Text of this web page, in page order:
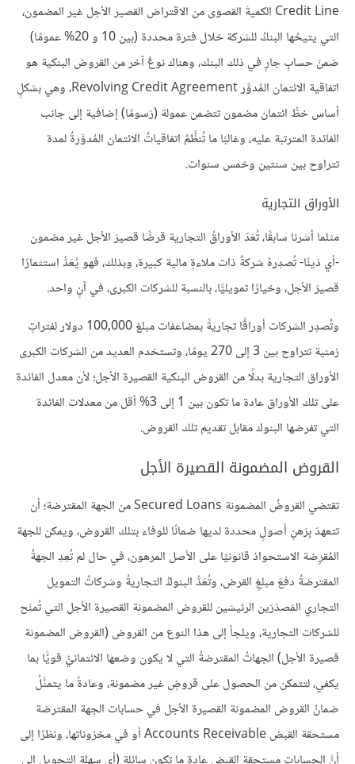
Credit Line الكميةَ القصوى من الاقتراض القصير الأجل غير المضمون،
التي يتيحُها البنكُ للشركة خلال فترة محددة (بين 10 و 20% عمومًا)
ضمنَ حسابٍ جارٍ في ذلك البنك، وهناك نوعٌ آخر من القروض البنكية هو
اتفاقية الائتمان المُدوَّر Revolving Credit Agreement، وهي بشكلٍ
أساس خطُّ ائتمان مضمون تتضمن عمولة (رَسومًا) إضافية إلى جانب
الفائدة المترتبة عليه، وغالبًا ما تُنظَّمُ اتفاقياتُ الائتمان المُدوَّرةُ لمدة
تتراوح بين سنتين وخمس سنوات.
الأوراق التجارية
مثلما أشرنا سابقًا، تُعَدّ الأوراقُ التجارية قرضًا قصيرَ الأجل غير مضمون
-أي دَينًا- تُصدِرهُ شركةٌ ذات ملاءةٍ مالية كبيرة، وبذلك، فهو يُعَدُّ استثمارًا
قصيرَ الأجل، وخيارًا تمويليًّا، بالنسبة للشركات الكبرى، في آنٍ واحد.
وتُصدِر الشركات أوراقًا تجاريةً بمضاعفات مبلغ 100,000 دولار لفتراتٍ
زمنية تتراوح بين 3 إلى 270 يومًا، وتستخدم العديد من الشركات الكبرى
الأوراق التجارية بدلًا من القروض البنكية القصيرة الأجل؛ لأن معدل الفائدة
على تلك الأوراق عادة ما تكون بين 1 إلى 3% أقل من معدلات الفائدة
التي تفرضها البنوك مقابل تقديم تلك القروض.
القروض المضمونة القصيرة الأجل
تقتضي القروضُ المضمونة Secured Loans من الجهة المقترضة؛ أن
تتعهدَ بِرَهنِ أصولٍ محددة لديها ضمانًا للوفاء بتلك القروض، ويمكن للجهة
المُقرِضة الاستحواذ قانونيًا على الأصل المرهون، في حال لم تُعِدِ الجهةُ
المقترضةُ دفعَ مبلغِ القرض، وتُعَدُّ البنوكُ التجاريةُ وشركاتُ التمويل
التجاري المَصدَرَين الرئيسَين للقروض المضمونة القصيرة الأجل التي تُمنَح
للشركات التجارية، ويلجأ إلى هذا النوع من القروض (القروض المضمونة
قصيرة الأجل) الجهاتُ المقترضةُ التي لا يكون وضعها الائتمانيُّ قويًّا بما
يكفي، لتتمكن من الحصول على قروضٍ غير مضمونة، وعادةً ما يتمثَّلُ
ضمانُ القروض المضمونة القصيرة الأجل في حسابات الجهة المقترضة
مستحقة القبض Accounts Receivable أو في مخزوناتها، ونظرًا إلى